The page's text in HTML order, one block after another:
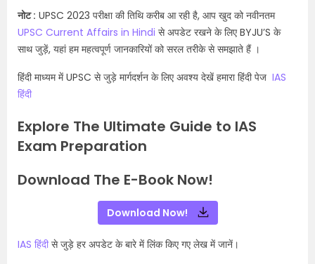
नोट : UPSC 2023 परीक्षा की तिथि करीब आ रही है, आप खुद को नवीनतम
UPSC Current Affairs in Hindi से अपडेट रखने के लिए BYJU’S के
साथ जुड़ें, यहां हम महत्वपूर्ण जानकारियों को सरल तरीके से समझाते हैं ।
हिंदी माध्यम में UPSC से जुड़े मार्गदर्शन के लिए अवश्य देखें हमारा हिंदी पेज IAS
हिंदी
Explore The Ultimate Guide to IAS
Exam Preparation
Download The E-Book Now!
Download Now!
IAS हिंदीसे जुड़े हर अपडेट के बारे में लिंक किए गए लेख में जानें।